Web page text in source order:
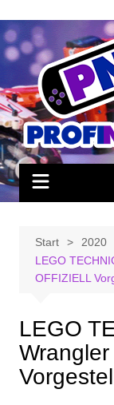
Inhalt
springen
Start 2020
LEGO
OFFIZIELL
LEGO